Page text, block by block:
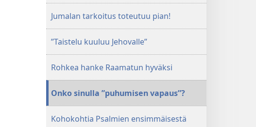
Jumalan tarkoitus toteutuu pian!
”Taistelu kuuluu Jehovalle”
Rohkea hanke Raamatun hyväksi
Onko sinulla ”puhumisen vapaus”?
Kohokohtia Psalmien ensimmäisestä